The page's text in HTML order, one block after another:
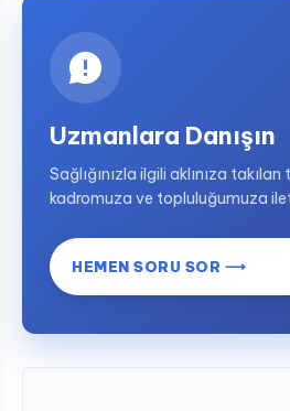
Uzmanlara Danışın
Sağlığınızla ilgili aklınıza
kadromuza ve topluluğumuza
HEMEN SORU SOR ⟶